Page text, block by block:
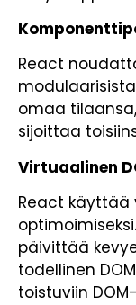
React
omaa
sijoittaa
Virtuaalinen
React käyttää
päivittää
todellinen
toistuviin